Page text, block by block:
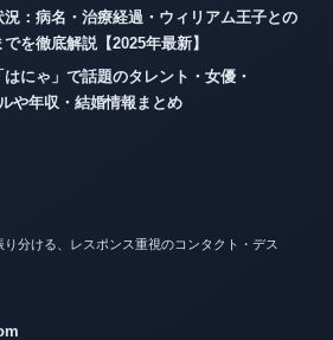
：病名・治療経過・ウィリアム王子との
を徹底解説【2025年最新】
にゃ」で話題のタレント・女優・
や年収・結婚情報まとめ
分ける、レスポンス重視のコンタクト・デス